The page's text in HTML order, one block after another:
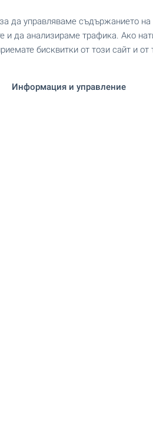
да управляваме съдържанието
и да анализираме трафика. Ако
бисквитки от този сайт и от
Информация и управление